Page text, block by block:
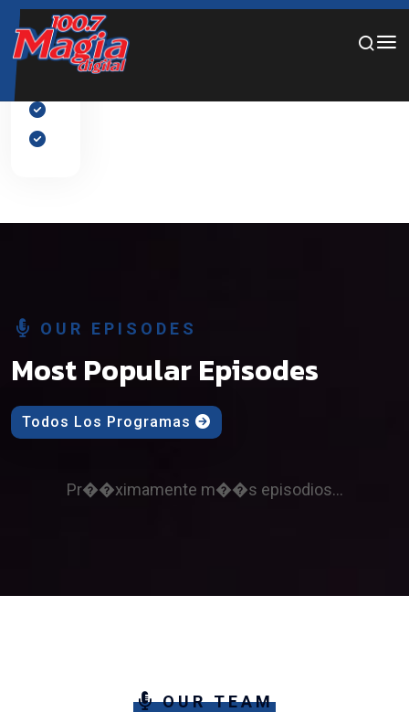
Por favor, añade diapositivas al slider desde el panel de
edición.
OUR EPISODES
Most Popular Episodes
Todos Los Programas
Pr��ximamente m��s episodios...
OUR TEAM